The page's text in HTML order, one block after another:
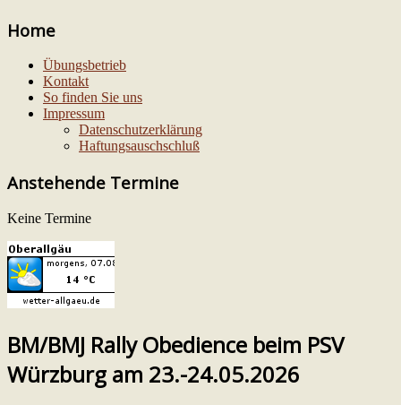
Home
Übungsbetrieb
Kontakt
So finden Sie uns
Impressum
Datenschutzerklärung
Haftungsauschschluß
Anstehende Termine
Keine Termine
BM/BMJ Rally Obedience beim PSV
Würzburg am 23.-24.05.2026